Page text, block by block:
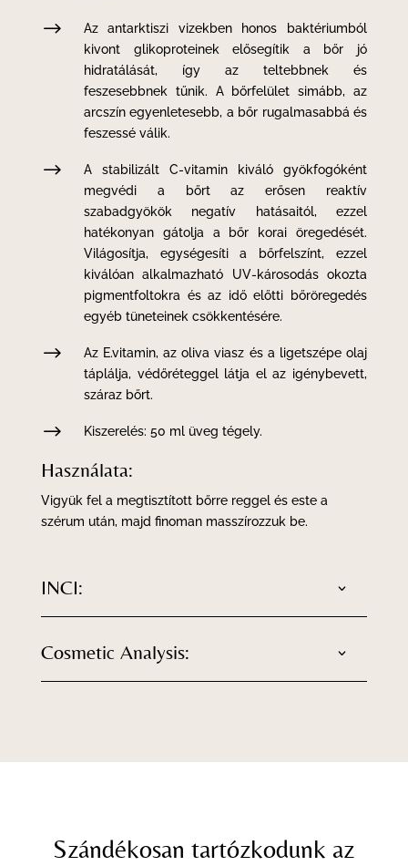
$
Az antarktiszi vizekben honos baktériumból
kivont glikoproteinek elősegítik a bőr jó
hidratálását, így az teltebbnek és
feszesebbnek tűnik. A bőrfelület simább, az
arcszín egyenletesebb, a bőr rugalmasabbá és
feszessé válik.
$
A stabilizált C-vitamin kiváló gyökfogóként
megvédi a bőrt az erősen reaktív
szabadgyökök negatív hatásaitól, ezzel
hatékonyan gátolja a bőr korai öregedését.
Világosítja, egységesíti a bőrfelszínt, ezzel
kiválóan alkalmazható UV-károsodás okozta
pigmentfoltokra és az idő előtti bőröregedés
egyéb tüneteinek csökkentésére.
$
Az E.vitamin, az oliva viasz és a ligetszépe olaj
táplálja, védőréteggel látja el az igénybevett,
száraz bőrt.
$ Kiszerelés: 50 ml üveg tégely.
Használata:
Vigyük fel a megtisztított bőrre reggel és este a
szérum után, majd finoman masszírozzuk be.
INCI:
Cosmetic Analysis:
Szándékosan tartózkodunk az